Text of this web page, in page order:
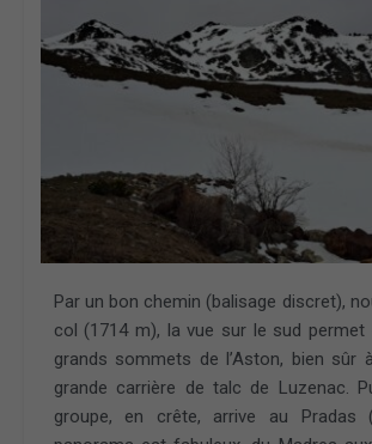
Par un bon chemin (balisage discret),
col (1714 m), la vue sur le sud permet
grands sommets de l’Aston, bien sûr
grande carrière de talc de Luzenac.
groupe, en crête, arrive au Pradas